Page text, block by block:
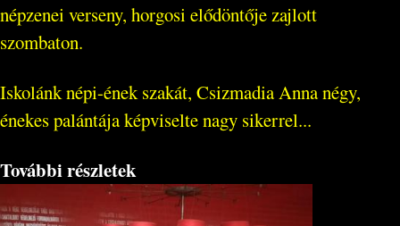
népzenei verseny, horgosi elődöntője zajlott
szombaton.
Iskolánk népi-ének szakát, Csizmadia Anna négy,
énekes palántája képviselte nagy sikerrel...
További részletek